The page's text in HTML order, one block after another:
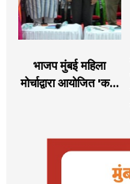
भाजप मुंबई महिला
मोर्चाद्वारा आयोजित 'कमी